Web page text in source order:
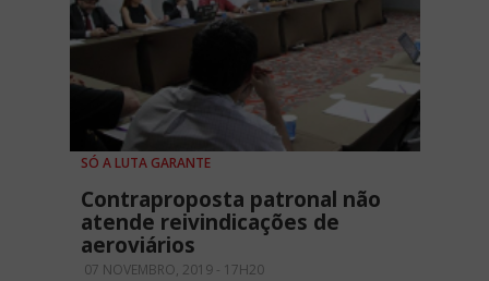
SÓ A LUTA GARANTE
Contraproposta patronal não
atende reivindicações de
aeroviários
07 NOVEMBRO, 2019 - 17H20